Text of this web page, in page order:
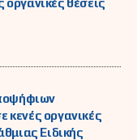
οργανικές θέσεις
κενές οργανικές
Ειδικής